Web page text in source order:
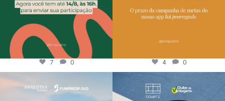
7 0 4 0